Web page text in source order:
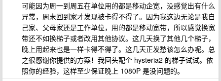
可能因为周一到周五在单位用的都是移动企宽，没感觉出有什么
异常，周末回到家才发现被卡得不得了。因为我这边无论是我自
己家、父母家还是工作单位，用的都是移动宽带，所以感觉换宽
带还不如换梯子或者改用其他协议。这几天换了其他几个梯子，
晚上用起来也是一样卡得不得了。这几天正发愁该怎么办呢。总
之很感谢你提供的方案！我回头配个 hysteria2 的梯子试试。依
照你的经验，这样至少保证晚上 1080P 是没问题的。